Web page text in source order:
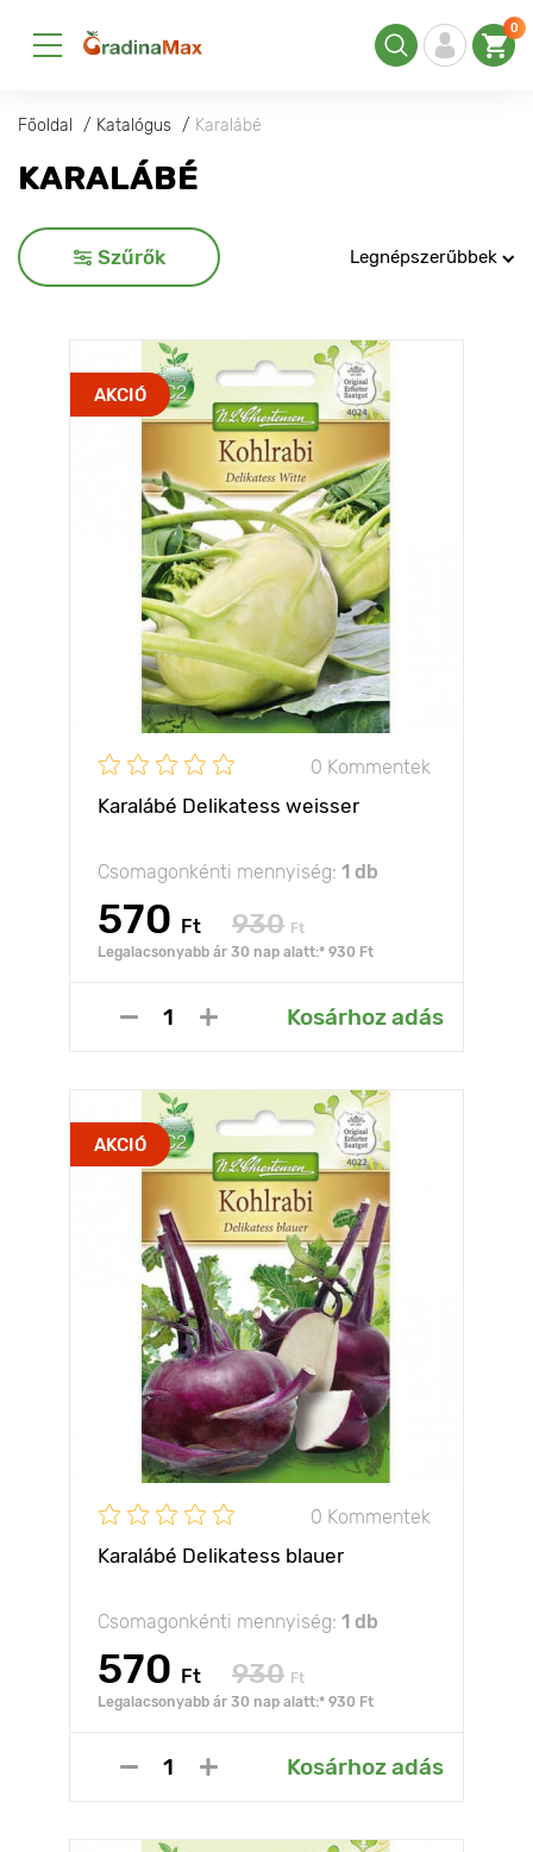
0
Főoldal Katalógus Karalábé
KARALÁBÉ
Szűrők Legnépszerűbbek
AKCIÓ
0 Kommentek
Karalábé Delikatess weisser
Csomagonkénti mennyiség: 1 db
570 Ft 930 Ft
Legalacsonyabb ár 30 nap alatt:* 930 Ft
Kosárhoz adás
AKCIÓ
0 Kommentek
Karalábé Delikatess blauer
Csomagonkénti mennyiség: 1 db
570 Ft 930 Ft
Legalacsonyabb ár 30 nap alatt:* 930 Ft
Kosárhoz adás